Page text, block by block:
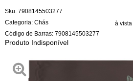
Sku: 7908145503277
Categoria: Chás
Código de Barras: 7908145503277
Produto Indisponível
à vista